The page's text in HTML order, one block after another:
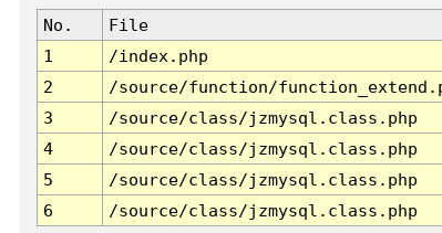
No. File
1
/index.php
2
/source/function/
3
/source/class/jzmysql.class.php
4
/source/class/jzmysql.class.php
5
/source/class/jzmysql.class.php
6
/source/class/jzmysql.class.php